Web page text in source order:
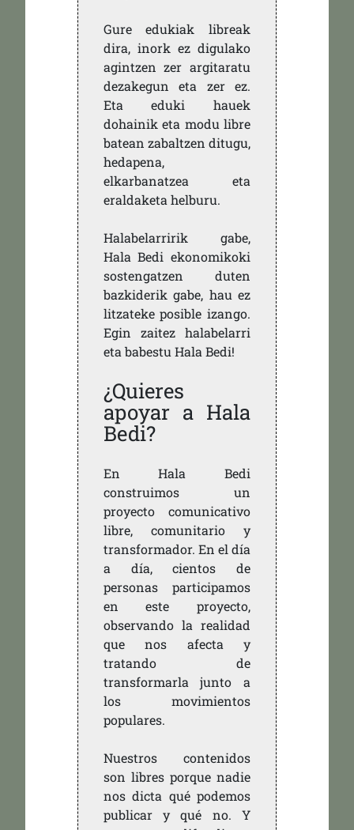
Gure edukiak libreak
dira, inork ez digulako
agintzen zer argitaratu
dezakegun eta zer ez.
Eta eduki hauek
dohainik eta modu libre
batean zabaltzen ditugu,
hedapena,
elkarbanatzea eta
eraldaketa helburu.
Halabelarririk gabe,
Hala Bedi ekonomikoki
sostengatzen duten
bazkiderik gabe, hau ez
litzateke posible izango.
Egin zaitez halabelarri
eta babestu Hala Bedi!
¿Quieres
apoyar a Hala
Bedi?
En Hala Bedi
construimos un
proyecto comunicativo
libre, comunitario y
transformador. En el día
a día, cientos de
personas participamos
en este proyecto,
observando la realidad
que nos afecta y
tratando de
transformarla junto a
los movimientos
populares.
Nuestros contenidos
son libres porque nadie
nos dicta qué podemos
publicar y qué no. Y